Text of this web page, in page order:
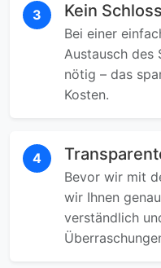
3 Kein
Bei einer
Austausch des
nötig – das
Kosten.
4
Bevor wir mit
wir Ihnen
verständlich